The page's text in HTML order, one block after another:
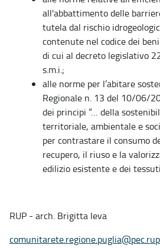
all'abbattimento delle
tutela dal rischio
contenute nel codice dei
di cui al decreto legislativo
s.m.i.;
alle norme per l’abitare
Regionale n. 13 del 10/06/
dei principi “… della
territoriale, ambientale e
per contrastare il consumo
recupero, il riuso e la
edilizio esistente e dei
RUP - arch. Brigitta Ieva